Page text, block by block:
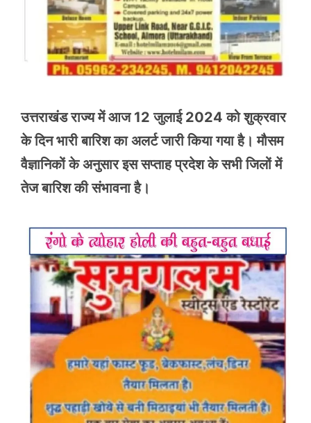
उत्तराखंड राज्य में आज 12 जुलाई 2024 को शुक्रवार
के दिन भारी बारिश का अलर्ट जारी किया गया है। मौसम
वैज्ञानिकों के अनुसार इस सप्ताह प्रदेश के सभी जिलों में
तेज बारिश की संभावना है।